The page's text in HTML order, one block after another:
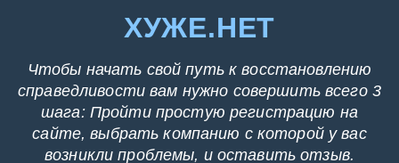
ХУЖЕ.НЕТ
Чтобы начать свой путь к восстановлению
справедливости вам нужно совершить всего 3
шага: Пройти простую регистрацию на
сайте, выбрать компанию с которой у вас
возникли проблемы, и оставить отзыв.